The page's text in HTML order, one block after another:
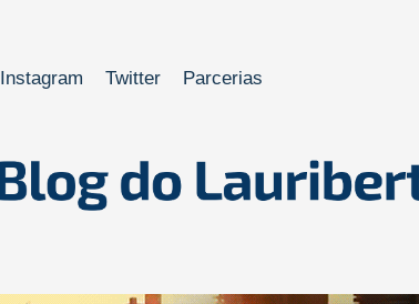
Instagram Twitter Parcerias